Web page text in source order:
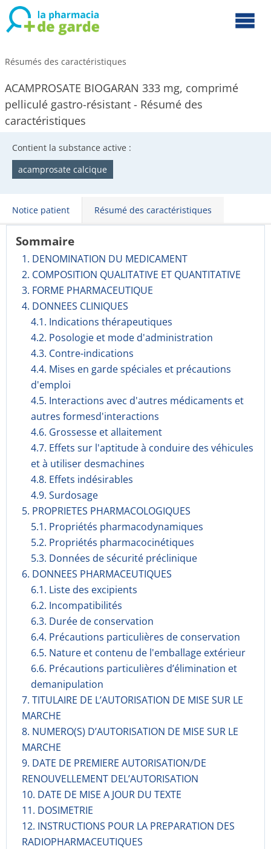
Résumés des caractéristiques
ACAMPROSATE BIOGARAN 333 mg, comprimé
pelliculé gastro-résistant - Résumé des
caractéristiques
Contient la substance active :
acamprosate calcique
Notice patient Résumé des caractéristiques
Sommaire
1. DENOMINATION DU MEDICAMENT
2. COMPOSITION QUALITATIVE ET QUANTITATIVE
3. FORME PHARMACEUTIQUE
4. DONNEES CLINIQUES
4.1. Indications thérapeutiques
4.2. Posologie et mode d'administration
4.3. Contre-indications
4.4. Mises en garde spéciales et précautions
d'emploi
4.5. Interactions avec d'autres médicaments et
autres formesd'interactions
4.6. Grossesse et allaitement
4.7. Effets sur l'aptitude à conduire des véhicules
et à utiliser desmachines
4.8. Effets indésirables
4.9. Surdosage
5. PROPRIETES PHARMACOLOGIQUES
5.1. Propriétés pharmacodynami­ques
5.2. Propriétés pharmacocinéti­ques
5.3. Données de sécurité préclinique
6. DONNEES PHARMACEUTIQUES
6.1. Liste des excipients
6.2. Incompati­bilités
6.3. Durée de conservation
6.4. Précautions particulières de conservation
6.5. Nature et contenu de l'emballage extérieur
6.6. Précautions particulières d’élimination et
demanipulation
7. TITULAIRE DE L’AUTORISATION DE MISE SUR LE
MARCHE
8. NUMERO(S) D’AUTORISATION DE MISE SUR LE
MARCHE
9. DATE DE PREMIERE AUTORISATION/DE
RENOUVELLEMENT DEL’AUTORISATION
10. DATE DE MISE A JOUR DU TEXTE
11. DOSIMETRIE
12. INSTRUCTIONS POUR LA PREPARATION DES
RADIOPHARMACE­UTIQUES